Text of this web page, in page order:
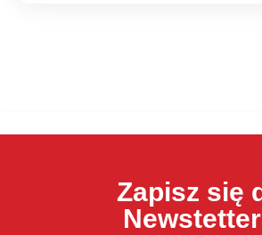
Zapisz się